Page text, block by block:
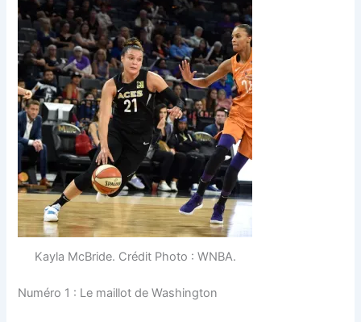
Kayla McBride. Crédit Photo : WNBA.
Numéro 1 : Le maillot de Washington